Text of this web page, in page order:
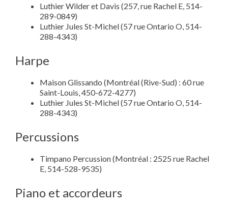
Luthier Wilder et Davis (257, rue Rachel E, 514-
289-0849)
Luthier Jules St-Michel (57 rue Ontario O, 514-
288-4343)
Harpe
Maison Glissando (Montréal (Rive-Sud) : 60 rue
Saint-Louis, 450-672-4277)
Luthier Jules St-Michel (57 rue Ontario O, 514-
288-4343)
Percussions
Timpano Percussion (Montréal : 2525 rue Rachel
E, 514-528-9535)
Piano et accordeurs